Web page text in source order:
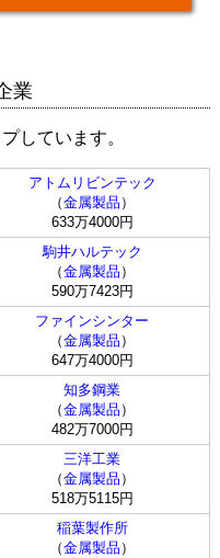
業
しています。
アトムリビンテック
（金属製品 ）
633万4000円
駒井ハルテック
（金属製品 ）
590万7423円
ファインシンター
（金属製品 ）
647万4000円
知多鋼業
（金属製品 ）
482万7000円
三洋工業
（金属製品 ）
518万5115円
稲葉製作所
（金属製品 ）